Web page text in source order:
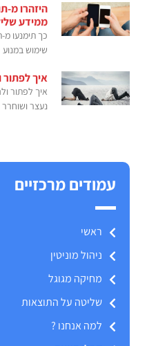
היזהרו מ-
ממידע
כך תימנעו מ-
שימוש במנוע
איך לפתור
איך לפתור
נעצר ושוחרר
עמודים מרכזיים
ראשי
ניהול מוניטין
מחיקה מגוגל
שליטה על התוצאות
למה אנחנו ?